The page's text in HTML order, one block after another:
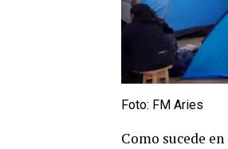
Foto: FM Aries
Como sucede